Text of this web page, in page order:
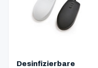
Desinfizierbare